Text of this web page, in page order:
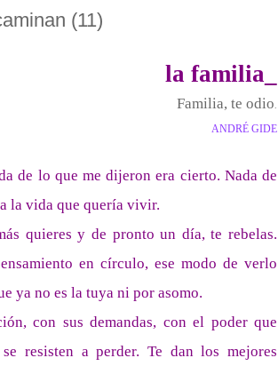
(11)
la familia_
Familia, te odio
ANDRÉ GIDE
de lo que me dijeron era cierto. Nada de
la vida que quería vivir.
quieres y de pronto un día, te rebelas.
en círculo, ese modo de verlo
ya no es la tuya ni por asomo.
con sus demandas, con el poder que
resisten a perder. Te dan los mejores